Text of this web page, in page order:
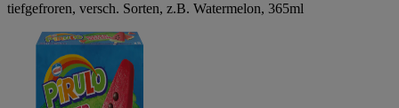
tiefgefroren, versch. Sorten, z.B. Watermelon, 365ml